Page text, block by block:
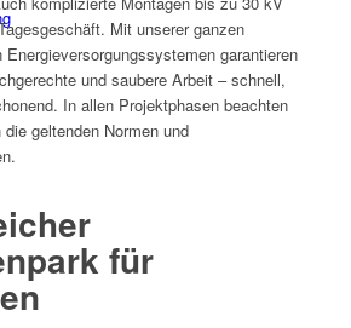
Mit unserer ganzen
garantieren
und saubere Arbeit – schnell,
In allen Projektphasen beachten
geltenden Normen und
für